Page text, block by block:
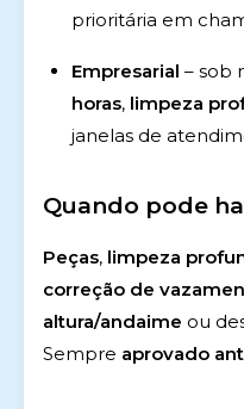
prioritária em
Empresarial – sob
horas, limpeza
janelas de
Quando pode
Peças, limpeza
correção de
altura/andaime ou
Sempre aprovado